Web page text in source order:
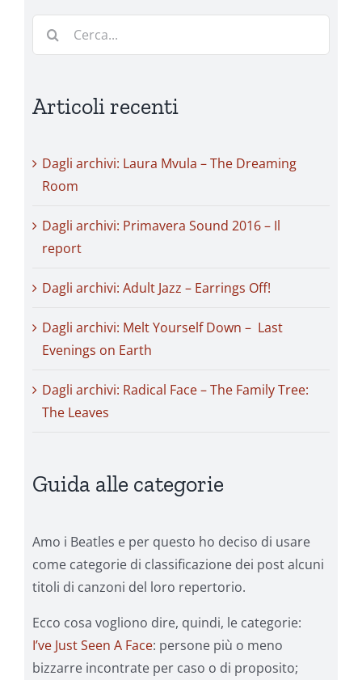
Cerca
Articoli recenti
Dagli archivi: Laura Mvula – The Dreaming
Room
Dagli archivi: Primavera Sound 2016 – Il
report
Dagli archivi: Adult Jazz – Earrings Off!
Dagli archivi: Melt Yourself Down – Last
Evenings on Earth
Dagli archivi: Radical Face – The Family Tree:
The Leaves
Guida alle categorie
Amo i Beatles e per questo ho deciso di usare
come categorie di classificazione dei post alcuni
titoli di canzoni del loro repertorio.
Ecco cosa vogliono dire, quindi, le categorie:
I’ve Just Seen A Face: persone più o meno
bizzarre incontrate per caso o di proposito;